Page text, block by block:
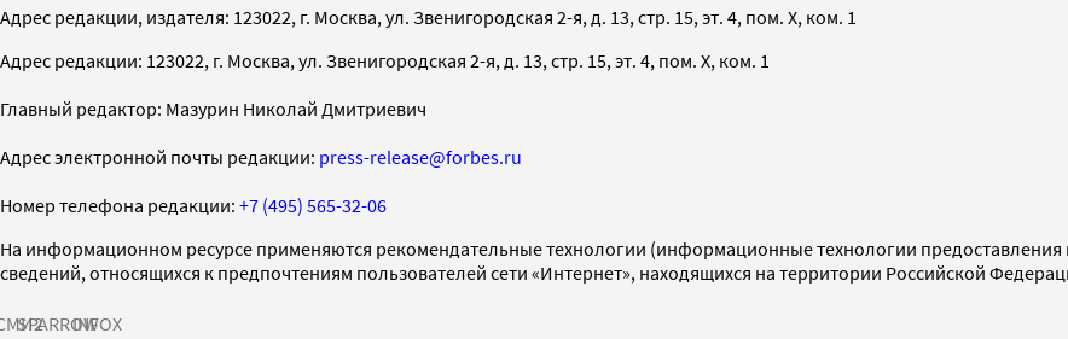
Адрес редакции, издателя: 123022, г. Москва, ул. Звенигородская 2-я, д. 13, стр. 15, эт. 4, пом. X, ком. 1
Адрес редакции: 123022, г. Москва, ул. Звенигородская 2-я, д. 13, стр. 15, эт. 4, пом. X, ком. 1
Главный редактор: Мазурин Николай Дмитриевич
Адрес электронной почты редакции: press-release@forbes.ru
Номер телефона редакции: +7 (495) 565-32-06
На информационном ресурсе применяются рекомендательные технологии (информационные технологии
сведений, относящихся к предпочтениям пользователей сети «Интернет», находящихся на территории Российской
SPARROWINFOX